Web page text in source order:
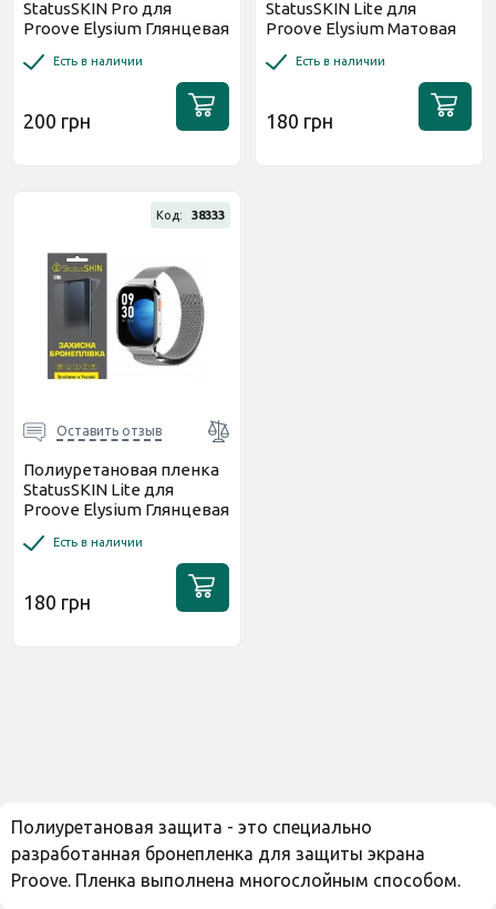
StatusSKIN Pro для
Proove Elysium Глянцевая
Есть в наличии
200 грн
StatusSKIN Lite для
Proove Elysium Матовая
Есть в наличии
180 грн
Код: 38333
Оставить отзыв
Полиуретановая пленка
StatusSKIN Lite для
Proove Elysium Глянцевая
Есть в наличии
180 грн
Полиуретановая защита - это специально
разработанная бронепленка для защиты экрана
Proove. Пленка выполнена многослойным способом.